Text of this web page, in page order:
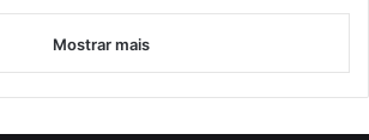
Mostrar mais